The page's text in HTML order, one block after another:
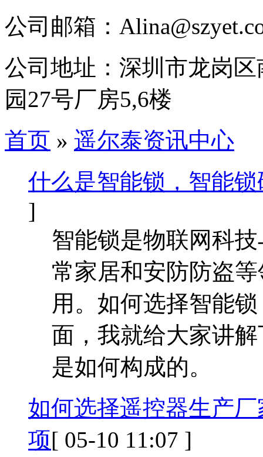
公司邮箱：
公司地址：深圳市龙岗
园27号厂房5,6楼
首页 » 遥尔泰资讯中心
什么是智能锁，智能
]
智能锁是物联网科
常家居和安防防盗
用。如何选择智能
面，我就给大家讲
是如何构成的。
如何选择遥控器生产
项[ 05-10 11:07 ]